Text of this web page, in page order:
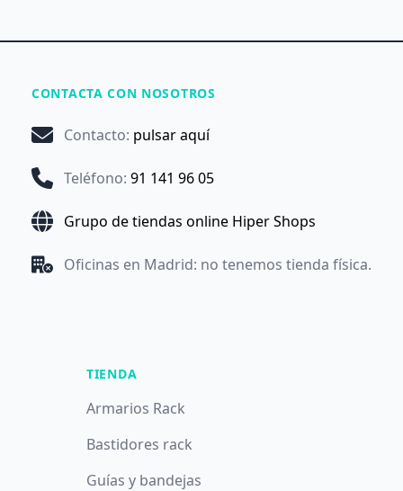
CONTACTA CON NOSOTROS
Contacto: pulsar aquí
Teléfono: 91 141 96 05
Grupo de tiendas online Hiper Shops
Oficinas en Madrid: no tenemos tienda física.
TIENDA
Armarios Rack
Bastidores rack
Guías y bandejas